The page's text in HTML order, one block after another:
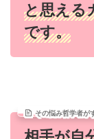
と思える
です。
その悩み哲学者が